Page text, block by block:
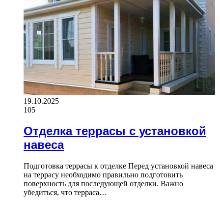
19.10.2025
105
Отделка террасы с установкой
навеса
Подготовка террасы к отделке Перед установкой навеса
на террасу необходимо правильно подготовить
поверхность для последующей отделки. Важно
убедиться, что терраса…